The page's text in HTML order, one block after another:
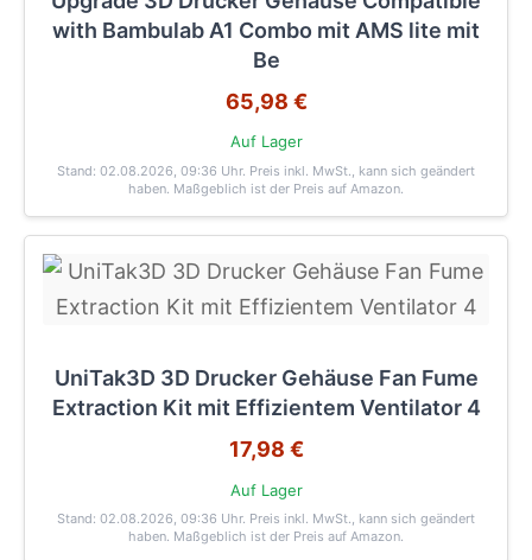
with Bambulab A1 Combo mit AMS lite mit
Be
65,98 €
Auf Lager
Stand: 02.08.2026, 09:36 Uhr. Preis inkl. MwSt., kann sich geändert
haben. Maßgeblich ist der Preis auf Amazon.
UniTak3D 3D Drucker Gehäuse Fan Fume
Extraction Kit mit Effizientem Ventilator 4
17,98 €
Auf Lager
Stand: 02.08.2026, 09:36 Uhr. Preis inkl. MwSt., kann sich geändert
haben. Maßgeblich ist der Preis auf Amazon.